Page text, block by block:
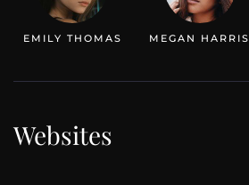
EMILY THOMAS MEGAN HARRIS
Websites